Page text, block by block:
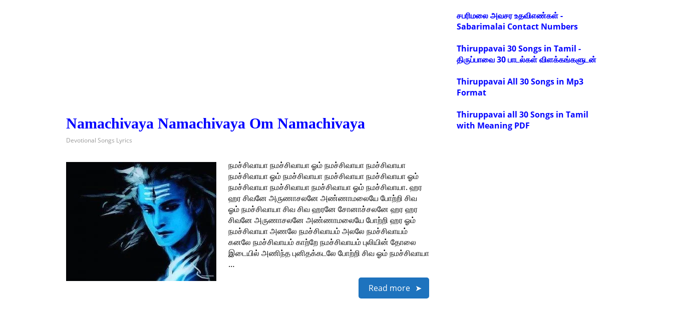
Namachivaya Namachivaya Om Namachivaya
Devotional Songs Lyrics
நமச்சிவாயா நமச்சிவாயா ஓம் நமச்சிவாயா நமச்சிவாயா
நமச்சிவாயா ஓம் நமச்சிவாயா நமச்சிவாயா நமச்சிவாயா ஓம்
நமச்சிவாயா நமச்சிவாயா நமச்சிவாயா ஓம் நமச்சிவாயா. ஹர
ஹர சிவனே அருணாசலனே அண்ணாமலையே போற்றி சிவ
ஓம் நமச்சிவாயா சிவ சிவ ஹரனே சோனாச்சலனே ஹர ஹர
சிவனே அருணாசலனே அண்ணாமலையே போற்றி ஹர ஓம்
நமச்சிவாயா அணலே நமச்சிவாயம் அலலே நமச்சிவாயம்
கனலே நமச்சிவாயம் காற்றே நமச்சிவாயம் புலியின் தோலை
இடையில் அணிந்த புனிதக்கடலே போற்றி சிவ ஓம் நமச்சிவாயா
…
Read more
சபரிமலை அவசர உதவிஎண்கள் -
Sabarimalai Contact Numbers
Thiruppavai 30 Songs in Tamil -
திருப்பாவை 30 பாடல்கள் விளக்கங்களுடன்
Thiruppavai All 30 Songs in Mp3
Format
Thiruppavai all 30 Songs in Tamil
with Meaning PDF